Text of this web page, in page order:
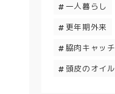
一人暮らし
更年期外来
脇肉キャッ
頭皮のオイ